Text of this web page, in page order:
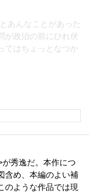
あんなことがあった
が政治の前にひれ伏
てはちょっとなつか
秀逸だ。本作につ
含め、本編のよい補
のような作品では現